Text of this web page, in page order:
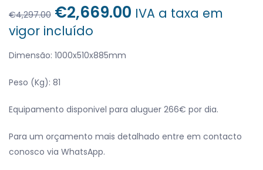
€4,297.00 O
preço
original
era:
€2,669.00 O
IVA a taxa em
vigor incluído
Dimensão: 1000x510x885mm
Peso (Kg): 81
Equipamento disponivel para aluguer 266€ por dia.
Para um orçamento mais detalhado entre em contacto
conosco via WhatsApp.